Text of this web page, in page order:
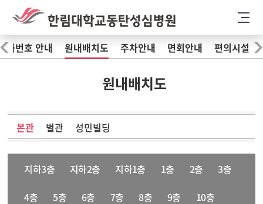
화번호 안내 원내배치도 주차안내 면회안내 편의시설
원내배치도
본관 별관 성민빌딩
지하3층 지하2층 지하1층 1층 2층 3층
4층 5층 6층 7층 8층 9층 10층